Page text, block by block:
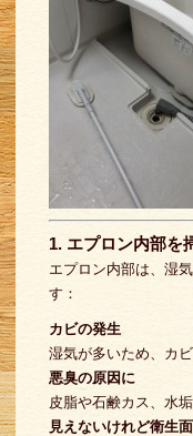
1. エプロン内部を
エプロン内部は、湿
す：
カビの発生
湿気が多いため、カ
悪臭の原因に
皮脂や石鹸カス、水
見えないけれど衛生